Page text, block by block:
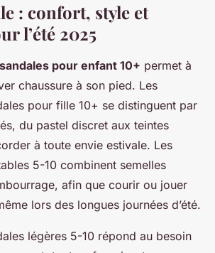
: confort, style et
l’été 2025
sandales pour enfant 10+ permet à
chaussure à son pied. Les
pour fille 10+ se distinguent par
du pastel discret aux teintes
à toute envie estivale. Les
5-10 combinent semelles
afin que courir ou jouer
lors des longues journées d’été.
légères 5-10 répond au besoin